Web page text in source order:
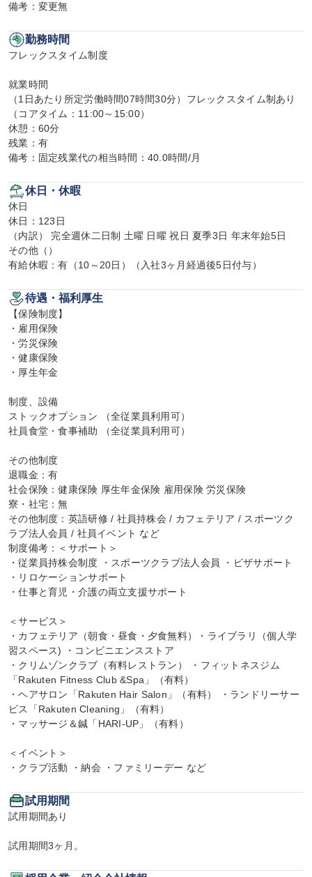
備考：変更無
勤務時間
フレックスタイム制度
就業時間
（1日あたり所定労働時間07時間30分）フレックスタイム制あり
（コアタイム：11:00～15:00）
休憩：60分
残業：有
備考：固定残業代の相当時間：40.0時間/月
休日・休暇
休日
休日：123日
（内訳） 完全週休二日制 土曜 日曜 祝日 夏季3日 年末年始5日
その他（）
有給休暇：有（10～20日）（入社3ヶ月経過後5日付与）
待遇・福利厚生
【保険制度】
・雇用保険
・労災保険
・健康保険
・厚生年金
制度、設備
ストックオプション （全従業員利用可）
社員食堂・食事補助 （全従業員利用可）
その他制度
退職金：有
社会保険：健康保険 厚生年金保険 雇用保険 労災保険
寮・社宅：無
その他制度：英語研修 / 社員持株会 / カフェテリア / スポーツク
ラブ法人会員 / 社員イベント など
制度備考：＜サポート＞
・従業員持株会制度 ・スポーツクラブ法人会員 ・ビザサポート
・リロケーションサポート
・仕事と育児・介護の両立支援サポート
＜サービス＞
・カフェテリア（朝食・昼食・夕食無料）・ライブラリ（個人学
習スペース) ・コンビニエンスストア
・クリムゾンクラブ（有料レストラン） ・フィットネスジム
「Rakuten Fitness Club &Spa」（有料）
・ヘアサロン「Rakuten Hair Salon」（有料） ・ランドリーサー
ビス「Rakuten Cleaning」（有料）
・マッサージ＆鍼「HARI-UP」（有料）
＜イベント＞
・クラブ活動 ・納会 ・ファミリーデー など
試用期間
試用期間あり
試用期間3ヶ月。